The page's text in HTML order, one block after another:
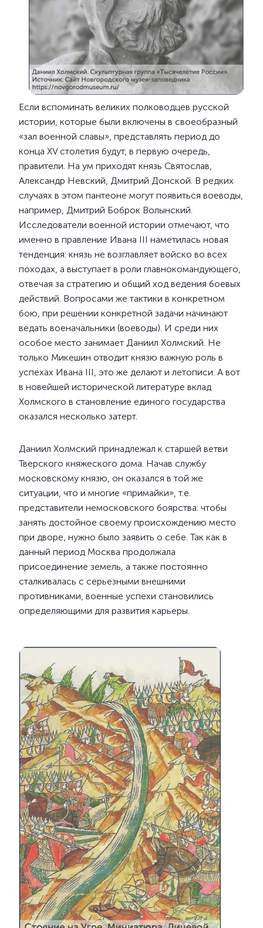
Если вспоминать великих полководцев русской
истории, которые были включены в своеобразный
«зал военной славы», представлять период до
конца XV столетия будут, в первую очередь,
правители. На ум приходят князь Святослав,
Александр Невский, Дмитрий Донской. В редких
случаях в этом пантеоне могут появиться воеводы,
например, Дмитрий Боброк Волынский.
Исследователи военной истории отмечают, что
именно в правление Ивана III наметилась новая
тенденция: князь не возглавляет войско во всех
походах, а выступает в роли главнокомандующего,
отвечая за стратегию и общий ход ведения боевых
действий. Вопросами же тактики в конкретном
бою, при решении конкретной задачи начинают
ведать военачальники (воеводы). И среди них
особое место занимает Даниил Холмский. Не
только Микешин отводит князю важную роль в
успехах Ивана III, это же делают и летописи. А вот
в новейшей исторической литературе вклад
Холмского в становление единого государства
оказался несколько затерт.
Даниил Холмский принадлежал к старшей ветви
Тверского княжеского дома. Начав службу
московскому князю, он оказался в той же
ситуации, что и многие «примайки», т.е.
представители немосковского боярства: чтобы
занять достойное своему происхождению место
при дворе, нужно было заявить о себе. Так как в
данный период Москва продолжала
присоединение земель, а также постоянно
сталкивалась с серьезными внешними
противниками, военные успехи становились
определяющими для развития карьеры.